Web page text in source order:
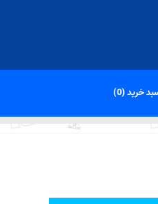
خرید (0)